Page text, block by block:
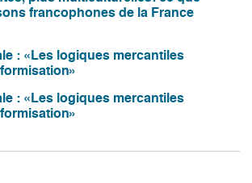
francophones de la France
: «Les logiques mercantiles
: «Les logiques mercantiles